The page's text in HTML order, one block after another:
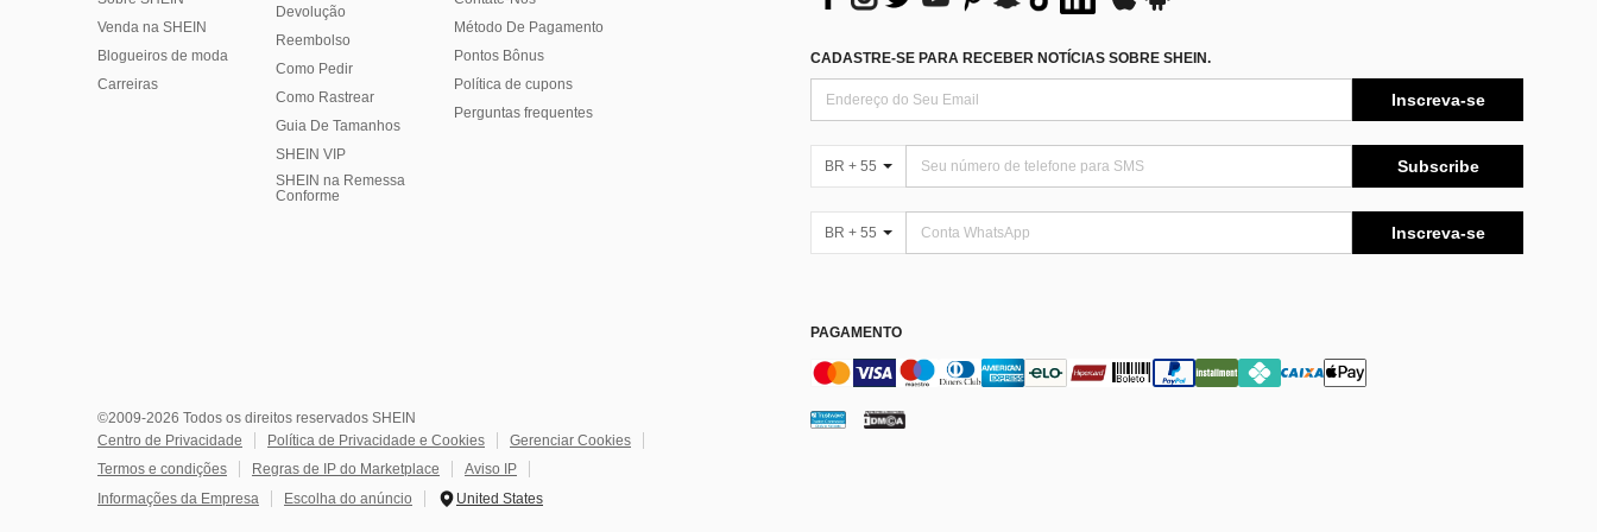
Venda na SHEIN
Blogueiros de moda
Carreiras
Devolução
Reembolso
Como Pedir
Como Rastrear
Guia De Tamanhos
SHEIN VIP
SHEIN na Remessa
Conforme
Método De Pagamento
Pontos Bônus
Política de cupons
Perguntas frequentes
CADASTRE-SE PARA RECEBER NOTÍCIAS SOBRE SHEIN.
Inscreva-se
BR + 55 Subscribe
BR + 55 Inscreva-se
PAGAMENTO
©2009-2026 Todos os direitos reservados SHEIN
Centro de Privacidade
Política de Privacidade e Cookies
Gerenciar Cookies
Termos e condições
Regras de IP do Marketplace
Aviso IP
Informações da Empresa
Escolha do anúncio United States